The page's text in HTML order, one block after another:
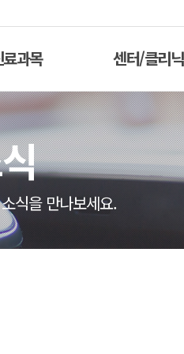
과목 센터/클리닉
식을 만나보세요.